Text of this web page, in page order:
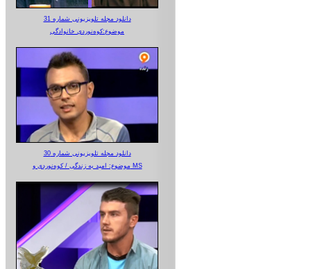
دانلود مجله تلویزیونی شماره 31
موضوع:کوه‌نوردی خانوادگی
دانلود مجله تلویزیونی شماره 30
موضوع: امید به زندگی / کوه‌نوردی و MS